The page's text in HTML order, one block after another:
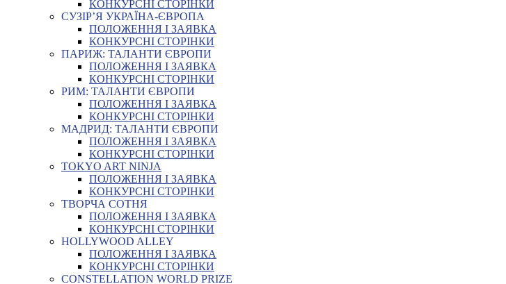
КОНКУРСНІ СТОРІНКИ
СУЗІР’Я УКРАЇНА-ЄВРОПА
ПОЛОЖЕННЯ І ЗАЯВКА
КОНКУРСНІ СТОРІНКИ
ПАРИЖ: ТАЛАНТИ ЄВРОПИ
ПОЛОЖЕННЯ І ЗАЯВКА
КОНКУРСНІ СТОРІНКИ
РИМ: ТАЛАНТИ ЄВРОПИ
ПОЛОЖЕННЯ І ЗАЯВКА
КОНКУРСНІ СТОРІНКИ
МАДРИД: ТАЛАНТИ ЄВРОПИ
ПОЛОЖЕННЯ І ЗАЯВКА
КОНКУРСНІ СТОРІНКИ
TOKYO ART NINJA
ПОЛОЖЕННЯ І ЗАЯВКА
КОНКУРСНІ СТОРІНКИ
ТВОРЧА СОТНЯ
ПОЛОЖЕННЯ І ЗАЯВКА
КОНКУРСНІ СТОРІНКИ
HOLLYWOOD ALLEY
ПОЛОЖЕННЯ І ЗАЯВКА
КОНКУРСНІ СТОРІНКИ
CONSTELLATION WORLD PRIZE